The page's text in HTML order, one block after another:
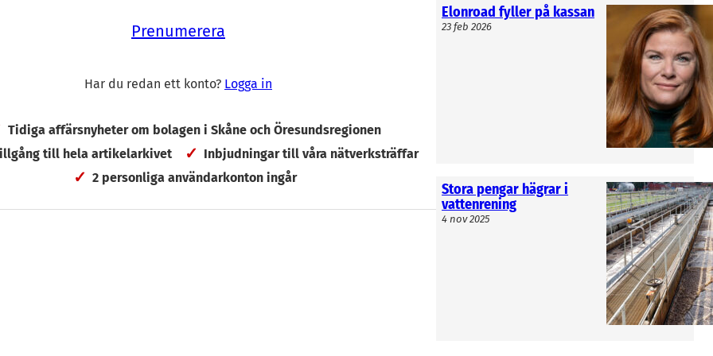
redan i dag ett kontor i Sibbhult. Huvudkontoret kommer
har Panu Routila, VD för Ahlström Capitals, gått in som ny
Nilsson och Scaniadirektören Hans Hansson.
Prenumerera
Har du redan ett konto? Logga in
Tidiga affärsnyheter om bolagen i Skåne och Öresundsregionen
till hela artikelarkivet
Inbjudningar till våra nätverksträffar
2 personliga användarkonton ingår
Elonroad fyller på kassan
23 feb 2026
Stora pengar hägrar i
vattenrening
4 nov 2025